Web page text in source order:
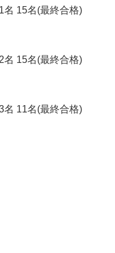
名 15名(最終合格)
名 15名(最終合格)
名 11名(最終合格)